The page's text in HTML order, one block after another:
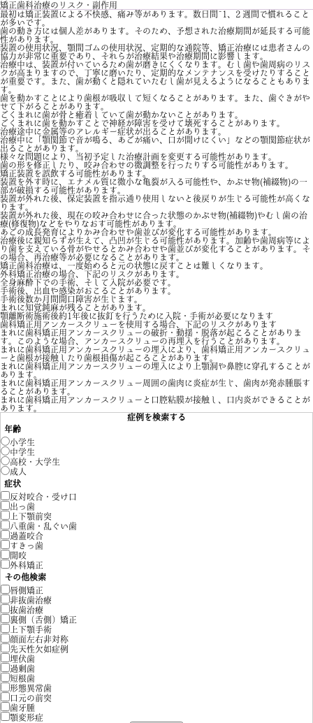
矯正歯科治療のリスク・副作用
最初は矯正装置による不快感、痛み等があります。数日間~1、2 週間で慣れること
が多いです。
歯の動き方には個人差があります。そのため、予想された治療期間が延長する可能
性があります。
装置の使用状況、顎間ゴムの使用状況、定期的な通院等、矯正治療には患者さんの
協力が非常に重要であり、それらが治療結果や治療期間に影響します。
治療中は、装置が付いているため歯が磨きにくくなります。むし歯や歯周病のリス
クが高まりますので、丁寧に磨いたり、定期的なメンテナンスを受けたりすること
が重要です。また、歯が動くと隠れていたむし歯が見えるようになることもありま
す。
歯を動かすことにより歯根が吸収して短くなることがあります。また、歯ぐきがや
せて下がることがあります。
ごくまれに歯が骨と癒着していて歯が動かないことがあります。
ごくまれに歯を動かすことで神経が障害を受けて壊死することがあります。
治療途中に金属等のアレルギー症状が出ることがあります。
治療中に「顎関節で音が鳴る、あごが痛い、口が開けにくい」などの顎関節症状が
出ることがあります。
様々な問題により、当初予定した治療計画を変更する可能性があります。
歯の形を修正したり、咬み合わせの微調整を行ったりする可能性があります。
矯正装置を誤飲する可能性があります。
装置を外す時に、エナメル質に微小な亀裂が入る可能性や、かぶせ物(補綴物)の一
部が破損する可能性があります。
装置が外れた後、保定装置を指示通り使用しないと後戻りが生じる可能性が高くな
ります。
装置が外れた後、現在の咬み合わせに合った状態のかぶせ物(補綴物)やむし歯の治
療(修復物)などをやりなおす可能性があります。
あごの成長発育によりかみ合わせや歯並びが変化する可能性があります。
治療後に親知らずが生えて、凸凹が生じる可能性があります。加齢や歯周病等によ
り歯を支えている骨がやせるとかみ合わせや歯並びが変化することがあります。そ
の場合、再治療等が必要になることがあります。
矯正歯科治療は、一度始めると元の状態に戻すことは難しくなります。
外科矯正治療の場合、下記のリスクがあります。
全身麻酔下での手術、そして入院が必要です。
手術後、出血や感染がおこることがあります。
手術後数か月間開口障害が生じます。
まれに知覚鈍麻が残ることがあります。
顎離断術施術後約1年後に抜釘を行うために入院・手術が必要になります
歯科矯正用アンカースクリューを使用する場合、下記のリスクがあります
まれに歯科矯正用アンカースクリューの破折・動揺・脱落が起こることがありま
す。このような場合、アンカースクリューの再埋入を行うことがあります。
まれに歯科矯正用アンカースクリューの埋入により、歯科矯正用アンカースクリュ
ーと歯根が接触したり歯根損傷が起こることがあります。
まれに歯科矯正用アンカースクリューの埋入により上顎洞や鼻腔に穿孔することが
あります。
まれに歯科矯正用アンカースクリュー周囲の歯肉に炎症が生じ、歯肉が発赤腫脹す
ることがあります。
まれに歯科矯正用アンカースクリューと口腔粘膜が接触し、口内炎ができることが
あります。
症例を検索する
年齢
小学生
中学生
高校・大学生
成人
症状
反対咬合・受け口
出っ歯
上下顎前突
八重歯・乱ぐい歯
過蓋咬合
すきっ歯
開咬
外科矯正
その他検索
唇側矯正
非抜歯治療
抜歯治療
裏側（舌側）矯正
上下顎手術
顔面左右非対称
先天性欠如症例
埋伏歯
過剰歯
短根歯
形態異常歯
口元の前突
歯牙腫
顎変形症